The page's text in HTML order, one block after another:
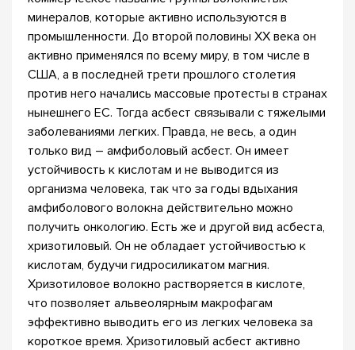
минералов, которые активно используются в
промышленности. До второй половины XX века он
активно применялся по всему миру, в том числе в
США, а в последней трети прошлого столетия
против него начались массовые протесты в странах
нынешнего ЕС. Тогда асбест связывали с тяжелыми
заболеваниями легких. Правда, не весь, а один
только вид – амфиболовый асбест. Он имеет
устойчивость к кислотам и не выводится из
организма человека, так что за годы вдыхания
амфиболового волокна действительно можно
получить онкологию. Есть же и другой вид асбеста,
хризотиловый. Он не обладает устойчивостью к
кислотам, будучи гидросиликатом магния.
Хризотиловое волокно растворяется в кислоте,
что позволяет альвеолярным макрофагам
эффективно выводить его из легких человека за
короткое время. Хризотиловый асбест активно